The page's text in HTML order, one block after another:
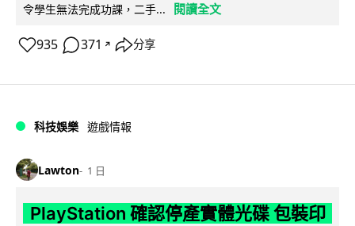
令學生無法完成功課，二手...
閱讀全文
935 371 ↗ 分享
科技娛樂 遊戲情報
Lawton 1 日
PlayStation 確認停產實體光碟 包裝印